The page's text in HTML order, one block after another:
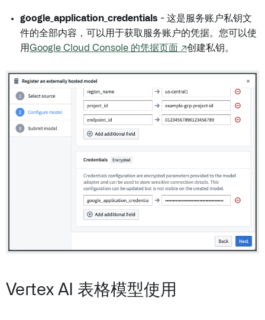
google_application_credentials - 这是服务账户私钥文
件的全部内容，可以用于获取服务账户的凭据。您可以使
用Google Cloud Console 的凭据页面 ↗创建私钥。
Vertex AI 表格模型使用